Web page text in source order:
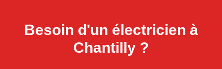
Besoin d'un électricien à
Chantilly ?